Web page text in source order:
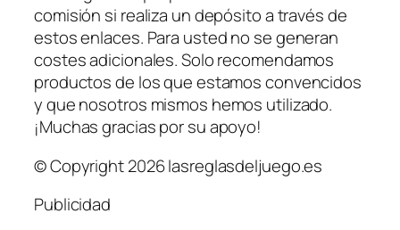
comisión si realiza un depósito a través de
estos enlaces. Para usted no se generan
costes adicionales. Solo recomendamos
productos de los que estamos convencidos
y que nosotros mismos hemos utilizado.
¡Muchas gracias por su apoyo!
© Copyright 2026 lasreglasdeljuego.es
Publicidad